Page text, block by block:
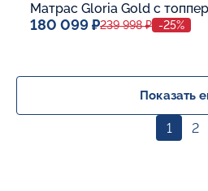
180 099 ₽239 998 ₽ -25%
В корзину
Показать
1 2